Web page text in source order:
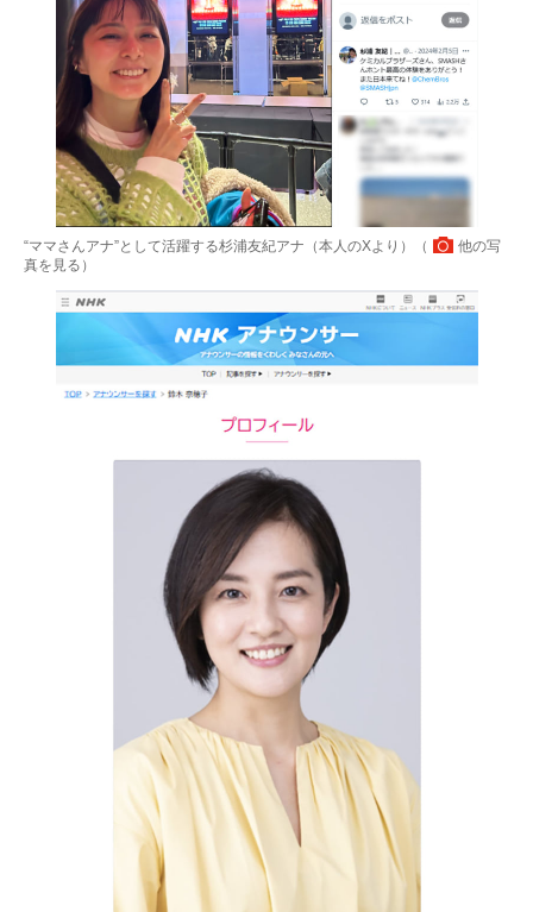
“ママさんアナ”として活躍する杉浦友紀アナ（本人のXより）（
他の写
真を見る ）